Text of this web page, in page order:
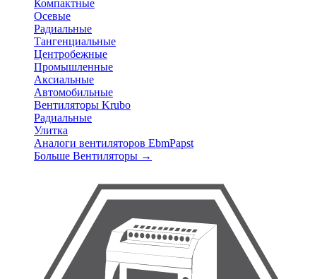
Компактные
Осевые
Радиальные
Тангенциальные
Центробежные
Промышленные
Аксиальные
Автомобильные
Вентиляторы Krubo
Радиальные
Улитка
Аналоги вентиляторов EbmPapst
Больше Вентиляторы →